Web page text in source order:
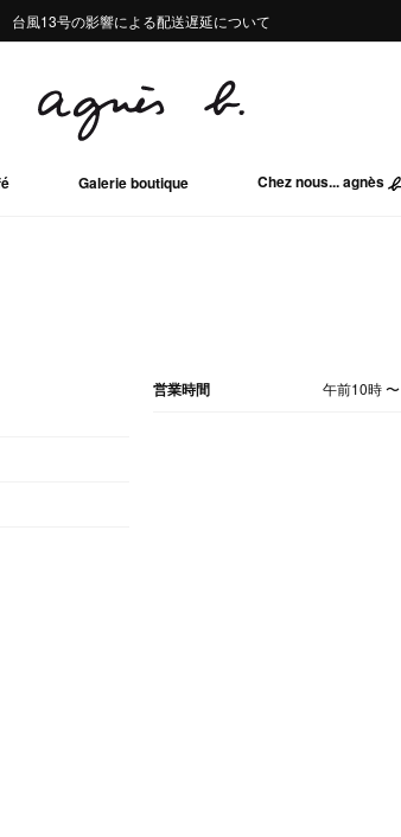
熊本地域地震の影響による配送遅延について
Summer Sale 2buy10%OFF!!
台風13号の影響による配送遅延について
熊本地域地震の影響による配送遅延について
Summer Sale 2buy10%OFF!!
Galerie boutique Chez nous... agnès
営業時間 午前10時 〜